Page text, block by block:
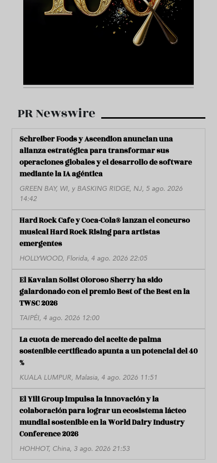
PR Newswire
Schreiber Foods y Ascendion anuncian una
alianza estratégica para transformar sus
operaciones globales y el desarrollo de software
mediante la IA agéntica
GREEN BAY, WI, y BASKING RIDGE, NJ, 5 ago. 2026
14:42
Hard Rock Cafe y Coca-Cola® lanzan el concurso
musical Hard Rock Rising para artistas
emergentes
HOLLYWOOD, Florida, 4 ago. 2026 22:05
El Kavalan Solist Oloroso Sherry ha sido
galardonado con el premio Best of the Best en la
TWSC 2026
TAIPÉI, 4 ago. 2026 12:00
La cuota de mercado del aceite de palma
sostenible certificado apunta a un potencial del 40
%
KUALA LUMPUR, Malasia, 4 ago. 2026 11:51
El Yili Group impulsa la innovación y la
colaboración para lograr un ecosistema lácteo
mundial sostenible en la World Dairy Industry
Conference 2026
HOHHOT, China, 3 ago. 2026 21:53